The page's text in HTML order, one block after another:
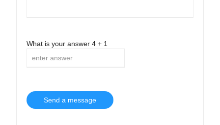
What is your answer 4 + 1